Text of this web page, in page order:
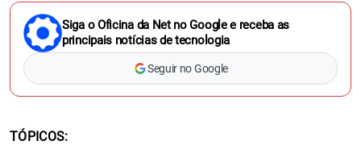
Siga o Oficina da Net no Google e receba as
principais notícias de tecnologia
Seguir no Google
TÓPICOS